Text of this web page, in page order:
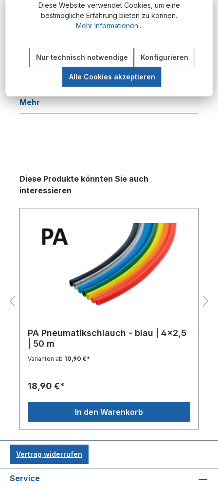
Produktnummer:PM.PU.3x2.sw;50
Beschreibung
Produktübersicht Die PU-Pneumatikschlauch-
Serie bietet eine umfassende Lösung für
Mehr
Produktgalerie überspringen
Diese Produkte könnten Sie auch
interessieren
PA Pneumatikschlauch - blau | 4x2,5
| 50 m
Varianten ab 10,90 €*
18,90 €*
In den Warenkorb
Vertrag widerrufen
Service
Diese Website verwendet Cookies, um eine
bestmögliche Erfahrung bieten zu können.
Mehr Informationen...
Nur technisch notwendige Konfigurieren
Alle Cookies akzeptieren